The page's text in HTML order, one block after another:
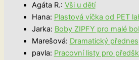
Agáta R.: Vši u dětí
Hana: Plastová víčka od PET
Jarka: Boby ZIPFY pro malé
Marešová: Dramatický přednes
pavla: Pracovní listy pro